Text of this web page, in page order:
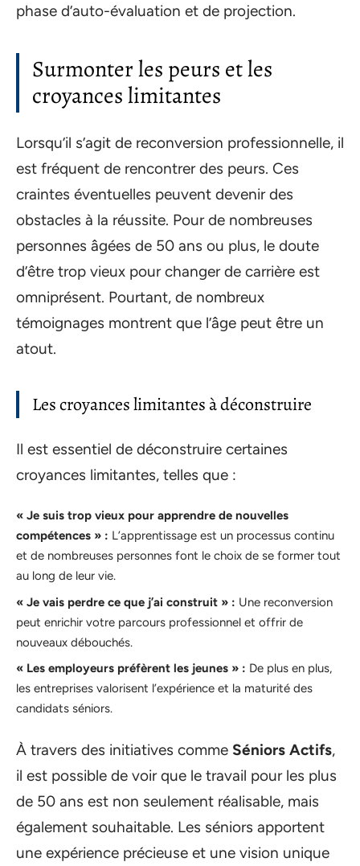
phase d’auto-évaluation et de projection.
Surmonter les peurs et les
croyances limitantes
Lorsqu’il s’agit de reconversion professionnelle, il
est fréquent de rencontrer des peurs. Ces
craintes éventuelles peuvent devenir des
obstacles à la réussite. Pour de nombreuses
personnes âgées de 50 ans ou plus, le doute
d’être trop vieux pour changer de carrière est
omniprésent. Pourtant, de nombreux
témoignages montrent que l’âge peut être un
atout.
Les croyances limitantes à déconstruire
Il est essentiel de déconstruire certaines
croyances limitantes, telles que :
« Je suis trop vieux pour apprendre de nouvelles
compétences » : L’apprentissage est un processus continu
et de nombreuses personnes font le choix de se former tout
au long de leur vie.
« Je vais perdre ce que j’ai construit » : Une reconversion
peut enrichir votre parcours professionnel et offrir de
nouveaux débouchés.
« Les employeurs préfèrent les jeunes » : De plus en plus,
les entreprises valorisent l’expérience et la maturité des
candidats séniors.
À travers des initiatives comme Séniors Actifs,
il est possible de voir que le travail pour les plus
de 50 ans est non seulement réalisable, mais
également souhaitable. Les séniors apportent
une expérience précieuse et une vision unique